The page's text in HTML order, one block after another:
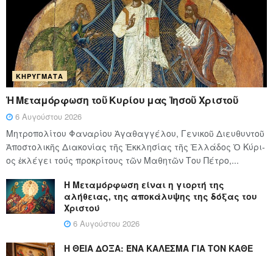
ΚΗΡΎΓΜΑΤΑ
Ἡ Μεταμόρφωση τοῦ Κυρίου μας Ἰησοῦ Χριστοῦ
6 Αυγούστου 2026
Μητροπολίτου Φαναρίου Ἀγαθαγγέλου, Γενικοῦ Διευθυντοῦ
Ἀποστολικῆς Διακονίας τῆς Ἐκκλησίας τῆς Ἑλλάδος Ὁ Κύ­ρι­
ος ἐκλέγει τούς προ­κρί­τους τῶν Μα­θη­τῶν Του Πέ­τρο,...
Η Μεταμόρφωση είναι η γιορτή της
αλήθειας, της αποκάλυψης της δόξας του
Χριστού
6 Αυγούστου 2026
Η ΘΕΙΑ ΔΟΞΑ: ΈΝΑ ΚΑΛΕΣΜΑ ΓΙΑ ΤΟΝ ΚΑΘΕ